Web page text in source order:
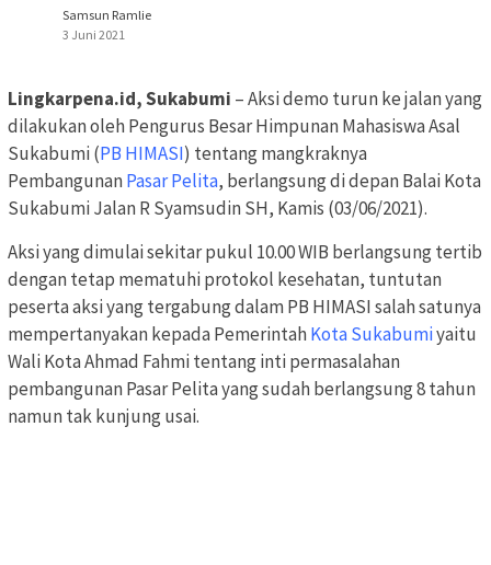
Samsun Ramlie
3 Juni 2021
Lingkarpena.id, Sukabumi – Aksi demo turun ke jalan yang
dilakukan oleh Pengurus Besar Himpunan Mahasiswa Asal
Sukabumi (PB HIMASI) tentang mangkraknya
PembangunanPasar Pelita, berlangsung di depan Balai Kota
Sukabumi Jalan R Syamsudin SH, Kamis (03/06/2021).
Aksi yang dimulai sekitar pukul 10.00 WIB berlangsung tertib
dengan tetap mematuhi protokol kesehatan, tuntutan
peserta aksi yang tergabung dalam PB HIMASI salah satunya
mempertanyakan kepada PemerintahKota Sukabumiyaitu
Wali Kota Ahmad Fahmi tentang inti permasalahan
pembangunan Pasar Pelita yang sudah berlangsung 8 tahun
namun tak kunjung usai.